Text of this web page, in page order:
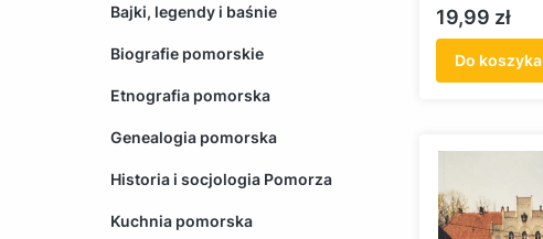
Bajki, legendy i baśnie
Biografie pomorskie
Etnografia pomorska
Genealogia pomorska
Historia i socjologia Pomorza
Kuchnia pomorska
Cena
19,99 zł
Do koszyka